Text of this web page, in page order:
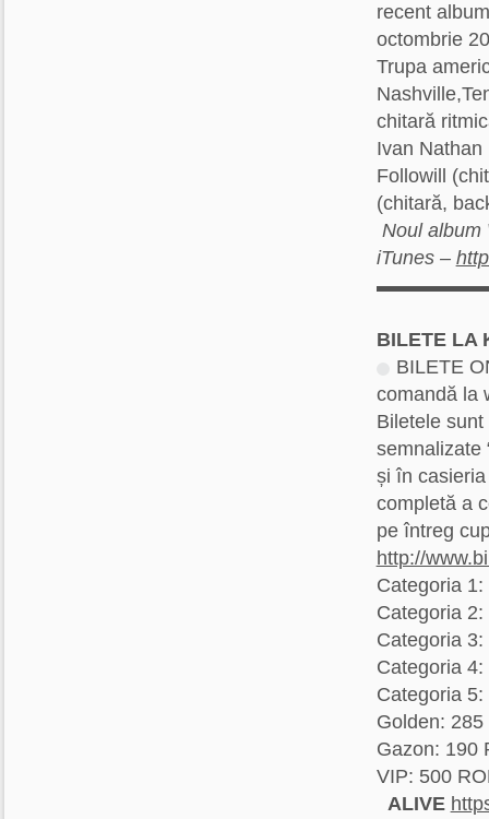
recent
octombrie
Trupa
chitară
Ivan
Followill
(chitară,
Noul
iTunes –
BILETE LA
BILETE
comandă la
Biletele
semnalizate
și în
completă a
pe întreg
http://
Categoria
Categoria
Categoria
Categoria 4:
Categoria 5:
Golden: 285
Gazon: 190
VIP: 500
ALIVE